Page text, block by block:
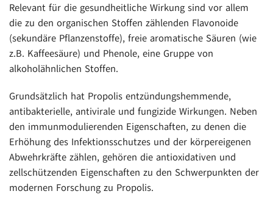
Relevant für die gesundheitliche Wirkung sind vor allem
die zu den organischen Stoffen zählenden Flavonoide
(sekundäre Pflanzenstoffe), freie aromatische Säuren (wie
z.B. Kaffeesäure) und Phenole, eine Gruppe von
alkoholähnlichen Stoffen.
Grundsätzlich hat Propolis entzündungshemmende,
antibakterielle, antivirale und fungizide Wirkungen. Neben
den immunmodulierenden Eigenschaften, zu denen die
Erhöhung des Infektionsschutzes und der körpereigenen
Abwehrkräfte zählen, gehören die antioxidativen und
zellschützenden Eigenschaften zu den Schwerpunkten der
modernen Forschung zu Propolis.